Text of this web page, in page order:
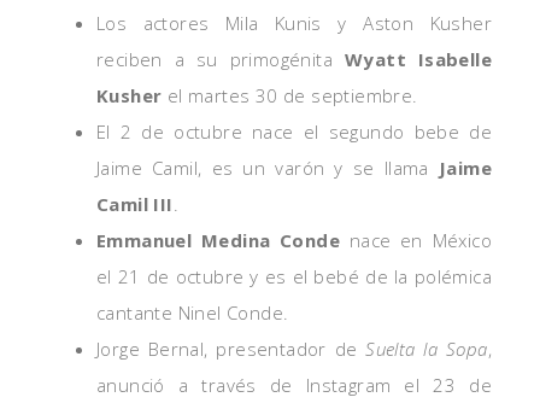
Los actores Mila Kunis y Aston Kusher
reciben a su primogénita Wyatt Isabelle
Kusher el martes 30 de septiembre.
El 2 de octubre nace el segundo bebe de
Jaime Camil, es un varón y se llama Jaime
Camil III.
Emmanuel Medina Conde nace en México
el 21 de octubre y es el bebé de la polémica
cantante Ninel Conde.
Jorge Bernal, presentador deSuelta la Sopa,
anunció a través de Instagram el 23 de